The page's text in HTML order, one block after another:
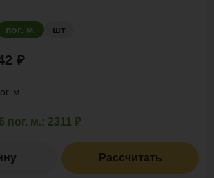
пог. м. шт
₽
м.
пог. м.: 2311 ₽
Рассчитать